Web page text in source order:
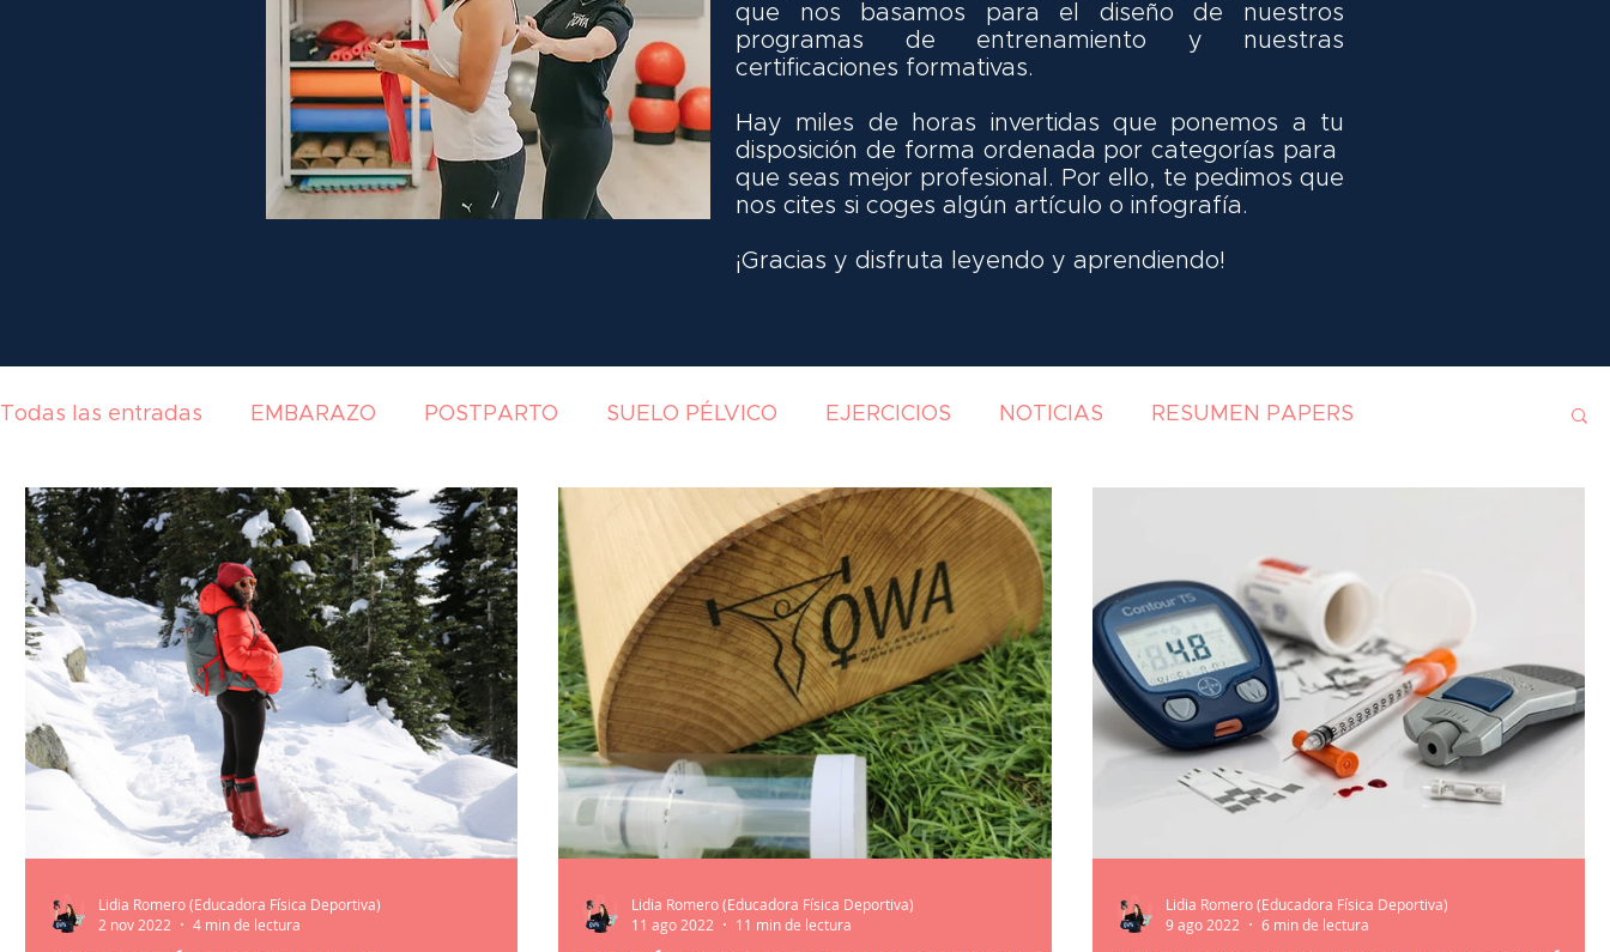
que nos basamos para el diseño de nuestros
programas de entrenamiento y nuestras
certificaciones formativas.
Hay miles de horas invertidas que ponemos a tu
disposición de forma ordenada por categorías para
que seas mejor profesional. Por ello, te pedimos que
nos cites si coges algún artículo o infografía.
¡Gracias y disfruta leyendo y aprendiendo!
Todas las entradas EMBARAZO POSTPARTO SUELO PÉLVICO EJERCICIOS NOTICIAS RESUMEN PAPERS
HERRAMIENTAS ENTRENAMIENTO MATRO-CONSEJOS DICCIONARIO
Lidia Romero (Educadora Física Deportiva)
2 nov 2022
4 min de lectura
Lidia Romero (Educadora Física Deportiva)
11 ago 2022
11 min de lectura
Lidia Romero (Educadora Física Deportiva)
9 ago 2022
6 min de lectura